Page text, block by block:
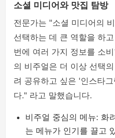
소셜 미디어와 맛집 탐방
전문가는 "소셜 미디어의
선택하는 데 큰 역할을 하
번에 여러 가지 정보를 소
의 비주얼은 더 이상 선택
려 공유하고 싶은 '인스타
다." 라고 말했습니다.
비주얼 중심의 메뉴: 화
는 메뉴가 인기를 끌고